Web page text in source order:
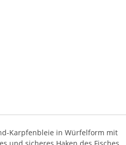
Karpfenbleie in Würfelform mit